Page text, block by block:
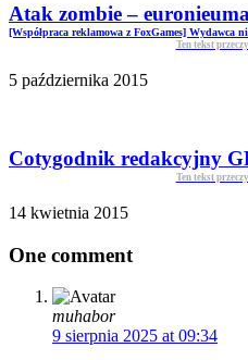
Atak zombie –
[Współpraca reklamowa z FoxGames] Wydawca
Ten tekst
5 października 2015
Cotygodnik redakcyjny
Ten tekst
14 kwietnia 2015
One comment
muhabor
9 sierpnia 2025 at 09:34